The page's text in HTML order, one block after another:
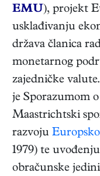
EMU), projekt
usklađivanju
država članica
monetarnog
zajedničke
je Sporazumom
Maastrichtski
razvoju
1979) te
obračunske